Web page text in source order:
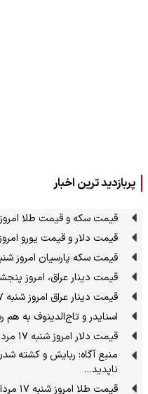
پربازدید ترین اخبار
قیمت سکه و قیمت طلا امروز جمعه ۱۶ مرداد
قیمت دلار و قیمت یورو امروز جمعه ۱۶ مرداد
قیمت سکه پارسیان امروز شنبه ۱۷ مرداد ۱۴۰۵ / سکه ۱۰۰ سوت
قیمت دینار عراق، امروز پنجشنبه ۱۵
قیمت دینار عراق امروز شنبه ۱۷ مرداد ۱۴۰۵
اسنایدر و تاج‌الدینوف به
قیمت دلار امروز شنبه ۱۷ مرداد ۱۴۰۵ / دلار در بازار آزاد چند شد؟
منبع آگاه: ربایش و کشته
ناپدید…
قیمت طلا امروز شنبه ۱۷ مرداد ۱۴۰۵ / طلای ۱۸ عیار گران شد